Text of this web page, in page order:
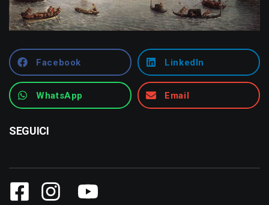
Facebook LinkedIn
WhatsApp Email
SEGUICI